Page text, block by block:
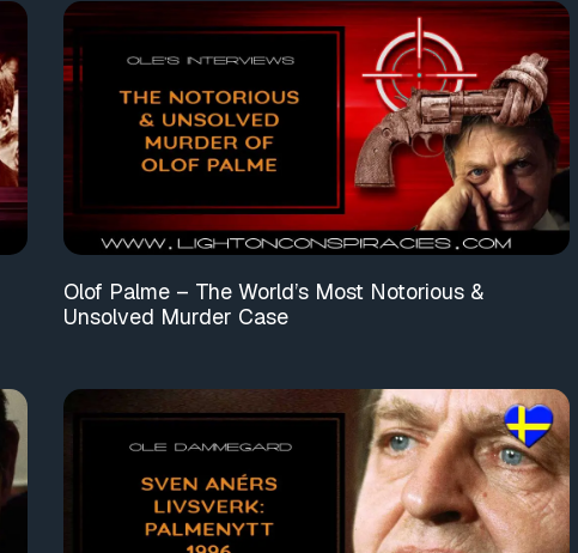
Olof Palme – The World’s Most Notorious &
Unsolved Murder Case